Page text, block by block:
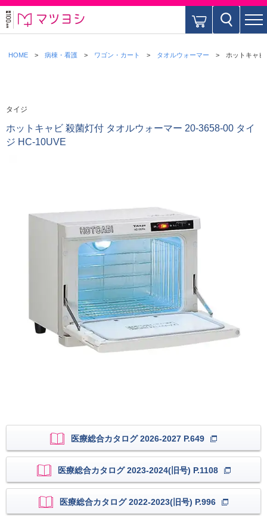
HOME 病棟・看護 ワゴン・カート タオルウォーマー ホットキャ
タイジ
ホットキャビ 殺菌灯付 タオルウォーマー 20-3658-00 タイ
ジ HC-10UVE
医療総合カタログ 2026-2027 P.649
医療総合カタログ 2023-2024(旧号) P.1108
医療総合カタログ 2022-2023(旧号) P.996